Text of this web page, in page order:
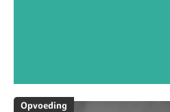
Opvoeding